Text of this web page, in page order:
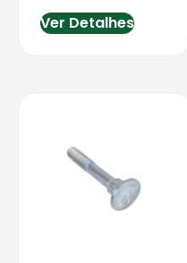
Ver Detalhes